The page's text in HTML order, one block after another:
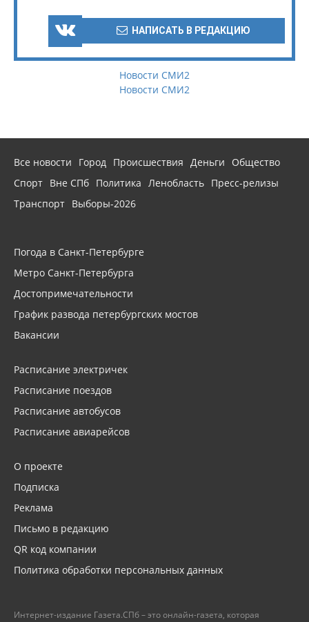
НАПИСАТЬ В РЕДАКЦИЮ
Новости СМИ2
Новости СМИ2
Все новости Город Происшествия Деньги
Общество
Спорт Вне СПб Политика Ленобласть Пресс-релизы
Транспорт Выборы-2026
Погода в Санкт-Петербурге
Метро Санкт-Петербурга
Достопримечательности
График развода петербургских мостов
Вакансии
Расписание электричек
Расписание поездов
Расписание автобусов
Расписание авиарейсов
О проекте
Подписка
Реклама
Письмо в редакцию
QR код компании
Политика обработки персональных данных
Интернет-издание Газета.СПб – это онлайн-газета, которая